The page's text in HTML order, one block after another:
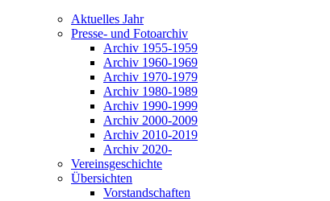
Aktuelles Jahr
Presse- und Fotoarchiv
Archiv 1955-1959
Archiv 1960-1969
Archiv 1970-1979
Archiv 1980-1989
Archiv 1990-1999
Archiv 2000-2009
Archiv 2010-2019
Archiv 2020-
Vereinsgeschichte
Übersichten
Vorstandschaften